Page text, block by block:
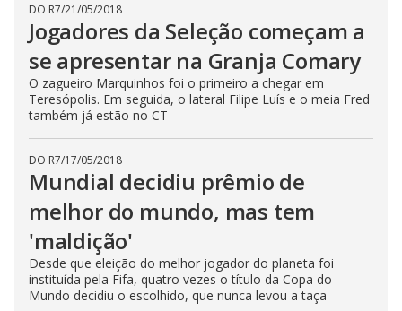
DO R7/21/05/2018
Jogadores da Seleção começam a
se apresentar na Granja Comary
O zagueiro Marquinhos foi o primeiro a chegar em
Teresópolis. Em seguida, o lateral Filipe Luís e o meia Fred
também já estão no CT
DO R7/17/05/2018
Mundial decidiu prêmio de
melhor do mundo, mas tem
'maldição'
Desde que eleição do melhor jogador do planeta foi
instituída pela Fifa, quatro vezes o título da Copa do
Mundo decidiu o escolhido, que nunca levou a taça